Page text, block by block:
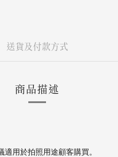
送貨及付款方式
商品描述
用於拍照用途顧客購買。